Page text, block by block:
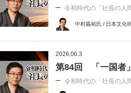
令和時代の「社長の人
中村義裕氏 / 日本文化
2026.06.3
第84回 「一国者」
令和時代の「社長の人